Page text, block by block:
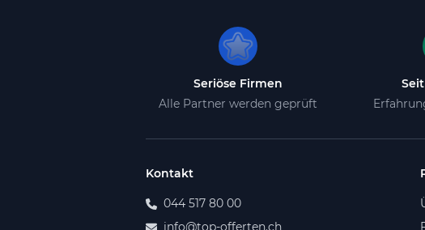
Seriöse Firmen
Alle Partner werden geprüft
Kontakt
044 517 80 00
info@top-offerten.ch